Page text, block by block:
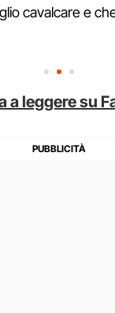
cavalcare e
a leggere su